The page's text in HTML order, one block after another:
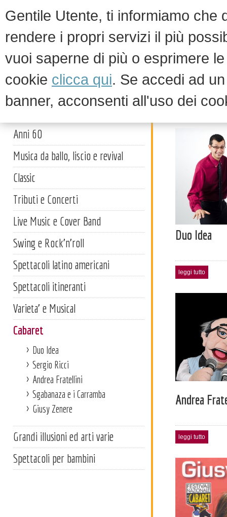
Gentile Utente, ti informiamo che
rendere i propri servizi il più
vuoi saperne di più o esprimere
cookie clicca qui. Se accedi ad
banner, acconsenti all'uso dei
Artisti
Anni 60
Musica da ballo, liscio e revival
Classic
Tributi e Concerti
Live Music e Cover Band
Swing e Rock'n'roll
Spettacoli latino americani
Spettacoli itineranti
Varieta' e Musical
Cabaret
Duo Idea
Sergio Ricci
Andrea Fratellini
Sgabanaza e i Carramba
Giusy Zenere
Grandi illusioni ed arti varie
Spettacoli per bambini
Cabaret
Duo Idea
leggi tutto
Andrea
leggi tutto